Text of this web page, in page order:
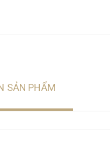
SẢN PHẨM